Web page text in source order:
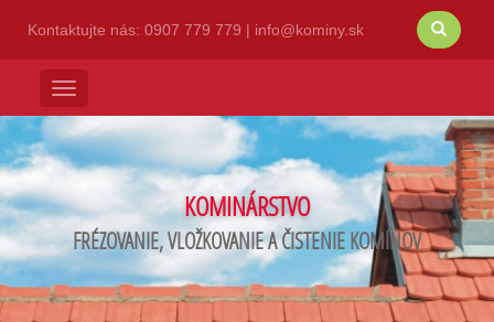
Kontaktujte nás: 0907 779 779 | info@kominy.sk
Menu
KOMINÁRSTVO
FRÉZOVANIE, VLOŽKOVANIE A ČISTENIE KOMÍNOV